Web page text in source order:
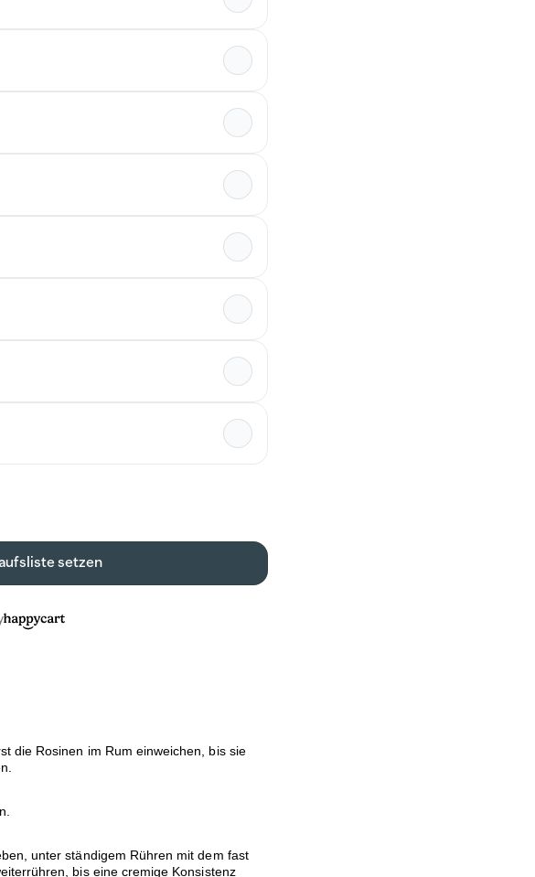
die Rosinen im Rum einweichen, bis sie
unter ständigem Rühren mit dem fast
bis eine cremige Konsistenz